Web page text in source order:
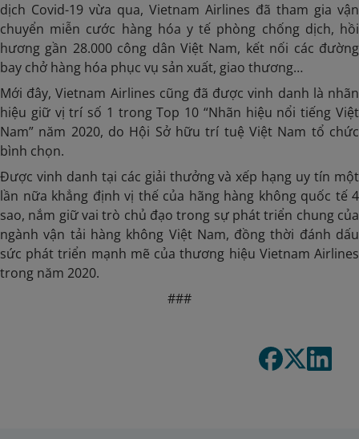
dịch Covid-19 vừa qua, Vietnam Airlines đã tham gia vận
chuyển miễn cước hàng hóa y tế phòng chống dịch, hồi
hương gần 28.000 công dân Việt Nam, kết nối các đường
bay chở hàng hóa phục vụ sản xuất, giao thương…
Mới đây, Vietnam Airlines cũng đã được vinh danh là nhãn
hiệu giữ vị trí số 1 trong Top 10 “Nhãn hiệu nổi tiếng Việt
Nam” năm 2020, do Hội Sở hữu trí tuệ Việt Nam tổ chức
bình chọn.
Được vinh danh tại các giải thưởng và xếp hạng uy tín một
lần nữa khẳng định vị thế của hãng hàng không quốc tế 4
sao, nắm giữ vai trò chủ đạo trong sự phát triển chung của
ngành vận tải hàng không Việt Nam, đồng thời đánh dấu
sức phát triển mạnh mẽ của thương hiệu Vietnam Airlines
trong năm 2020.
###